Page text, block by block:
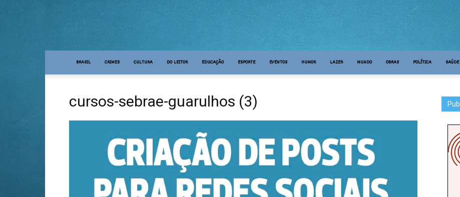
BRASIL CRIMES CULTURA DO LEITOR EDUCAÇÃO ESPORTE EVENTOS HUMOR LAZER MUNDO OBRAS POLÍTICA SAÚDE
cursos-sebrae-guarulhos (3)